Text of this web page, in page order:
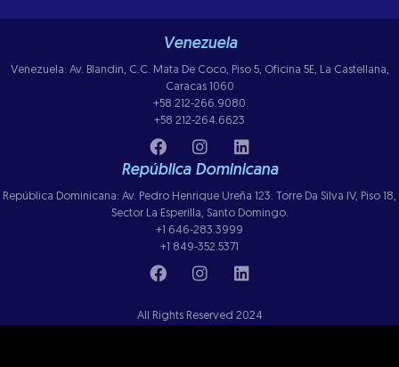
Venezuela
Venezuela: Av. Blandin, C.C. Mata De Coco, Piso 5, Oficina 5E, La Castellana,
Caracas 1060
+58 212-266.9080
+58 212-264.6623
República Dominicana
República Dominicana: Av. Pedro Henrique Ureña 123. Torre Da Silva IV, Piso 18,
Sector La Esperilla, Santo Domingo.
+1 646-283.3999
+1 849-352.5371
All Rights Reserved 2024